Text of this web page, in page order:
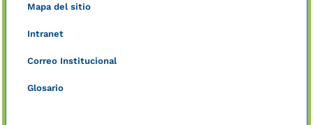
Mapa del sitio
Intranet
Correo Institucional
Glosario